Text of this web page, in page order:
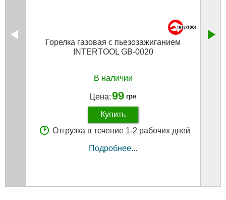
Горелка газовая c пьезозажиганием
INTERTOOL GB-0020
В наличии
Цена:99 грн
Купить
Отгрузка в течение 1-2 рабочих дней
Подробнее...